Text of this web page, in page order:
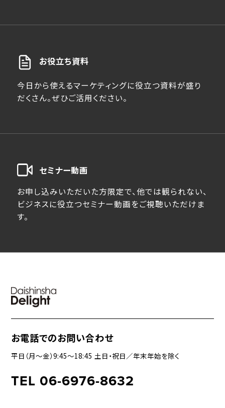
お役立ち資料
今日から使えるマーケティングに役立つ資料が盛り
だくさん。ぜひご活用ください。
セミナー動画
お申し込みいただいた方限定で、他では観られない、
ビジネスに役立つセミナー動画をご視聴いただけま
す。
お電話でのお問い合わせ
平日（月〜金）9:45〜18:45 土日・祝日／年末年始を除く
TEL 06-6976-8632